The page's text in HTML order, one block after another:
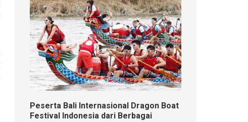
Peserta Bali Internasional Dragon Boat
Festival Indonesia dari Berbagai